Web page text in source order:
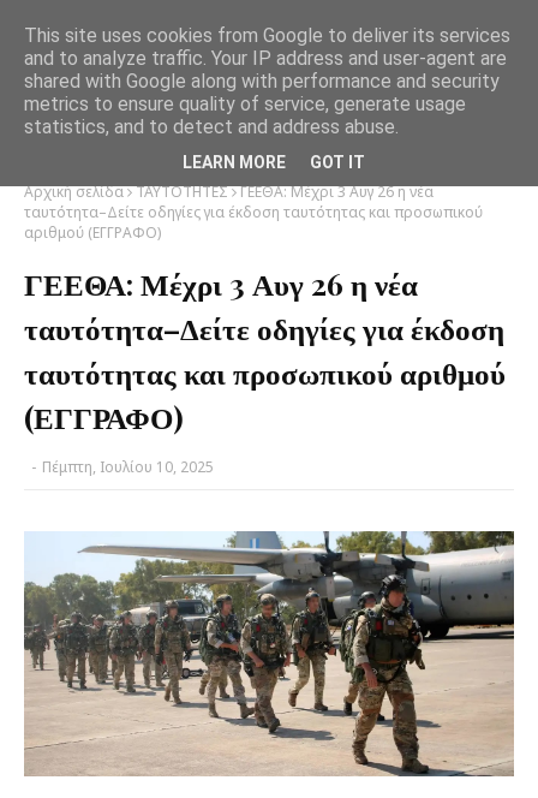
Αρχική σελίδα ΤΑΥΤΟΤΗΤΕΣ ΓΕΕΘΑ: Μέχρι 3 Αυγ 26 η νέα
ταυτότητα–Δείτε οδηγίες για έκδοση ταυτότητας και προσωπικού
αριθμού (ΕΓΓΡΑΦΟ)
ΓΕΕΘΑ: Μέχρι 3 Αυγ 26 η νέα
ταυτότητα–Δείτε οδηγίες για έκδοση
ταυτότητας και προσωπικού αριθμού
(ΕΓΓΡΑΦΟ)
- Πέμπτη, Ιουλίου 10, 2025
This site uses cookies from Google to deliver its services
and to analyze traffic. Your IP address and user-agent are
shared with Google along with performance and security
metrics to ensure quality of service, generate usage
statistics, and to detect and address abuse.
LEARN MORE GOT IT